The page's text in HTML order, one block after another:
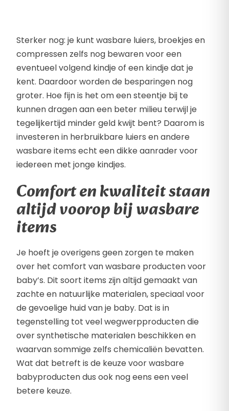
Sterker nog: je kunt wasbare luiers, broekjes en
compressen zelfs nog bewaren voor een
eventueel volgend kindje of een kindje dat je
kent. Daardoor worden de besparingen nog
groter. Hoe fijn is het om een steentje bij te
kunnen dragen aan een beter milieu terwijl je
tegelijkertijd minder geld kwijt bent? Daarom is
investeren in herbruikbare luiers en andere
wasbare items echt een dikke aanrader voor
iedereen met jonge kindjes.
Comfort en kwaliteit staan
altijd voorop bij wasbare
items
Je hoeft je overigens geen zorgen te maken
over het comfort van wasbare producten voor
baby’s. Dit soort items zijn altijd gemaakt van
zachte en natuurlijke materialen, speciaal voor
de gevoelige huid van je baby. Dat is in
tegenstelling tot veel wegwerpproducten die
over synthetische materialen beschikken en
waarvan sommige zelfs chemicaliën bevatten.
Wat dat betreft is de keuze voor wasbare
babyproducten dus ook nog eens een veel
betere keuze.